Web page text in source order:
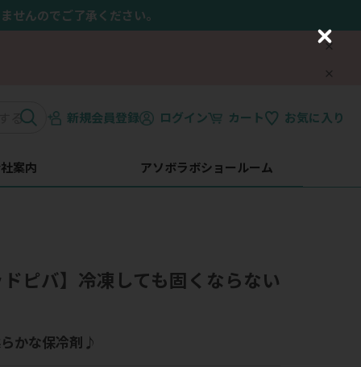
せんのでご了承ください。
新規会員登録 ログイン カート お気に入り
案内 アソボラボショールーム
ピバ】冷凍しても固くならない
かな保冷剤♪
C
o